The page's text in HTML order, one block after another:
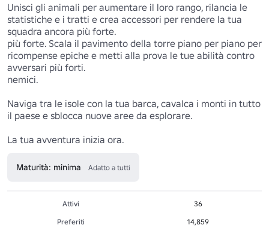
Unisci gli animali per aumentare il loro rango, rilancia le
statistiche e i tratti e crea accessori per rendere la tua
squadra ancora più forte.
più forte. Scala il pavimento della torre piano per piano per
ricompense epiche e metti alla prova le tue abilità contro
avversari più forti.
nemici.
Naviga tra le isole con la tua barca, cavalca i monti in tutto
il paese e sblocca nuove aree da esplorare.
La tua avventura inizia ora.
Maturità: minima Adatto a tutti
Attivi
36
Preferiti
14,859